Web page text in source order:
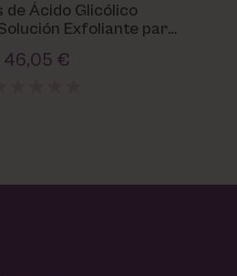
de Ácido Glicólico
Exfoliante para
46,05 €